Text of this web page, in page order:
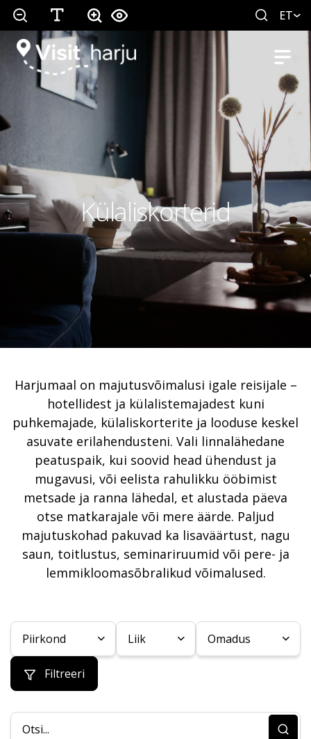
ET
Külaliskorterid
Harjumaal on majutusvõimalusi igale reisijale –
hotellidest ja külalistemajadest kuni
puhkemajade, külaliskorterite ja looduse keskel
asuvate erilahendusteni. Vali linnalähedane
peatuspaik, kui soovid head ühendust ja
mugavusi, või eelista rahulikku ööbimist
metsade ja ranna lähedal, et alustada päeva
otse matkarajale või mere äärde. Paljud
majutuskohad pakuvad ka lisaväärtust, nagu
saun, toitlustus, seminariruumid või pere- ja
lemmikloomasõbralikud võimalused.
Piirkond Liik Omadus
Filtreeri